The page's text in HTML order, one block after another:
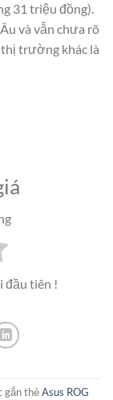
31 triệu đồng).
và vẫn chưa rõ
trường khác là
đầu tiên !
gắn thẻAsus ROG